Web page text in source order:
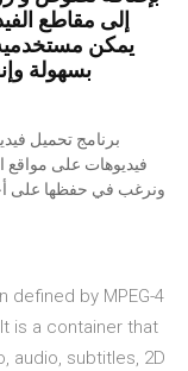
إلى مقاطع
يمكن
فيديوهات على مواقع
ونرغب في حفظها على
defined by MPEG-4
is a container that
audio, subtitles, 2D